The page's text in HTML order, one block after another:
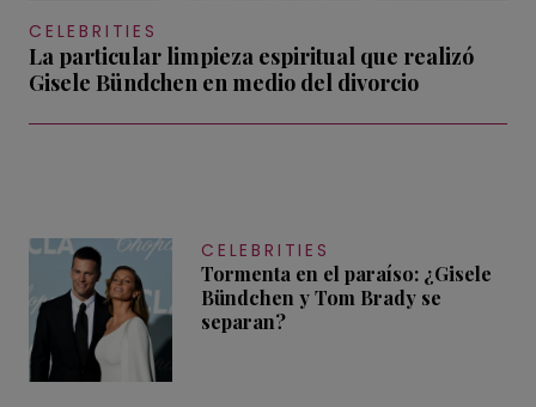
CELEBRITIES
La particular limpieza espiritual que realizó
Gisele Bündchen en medio del divorcio
CELEBRITIES
Tormenta en el paraíso: ¿Gisele
Bündchen y Tom Brady se
separan?